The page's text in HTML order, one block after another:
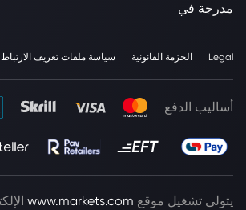
مدرجة في
Legal الحزمة القانونية سياسة ملفات تعريف الارتباط
أساليب الدفع
يتولى تشغيل موقع www.markets.com